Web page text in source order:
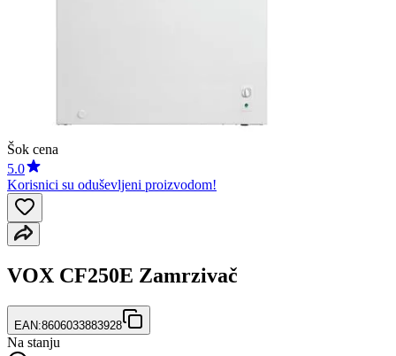
Šok cena
5.0
Korisnici su oduševljeni proizvodom!
VOX CF250E Zamrzivač
EAN:8606033883928
Na stanju